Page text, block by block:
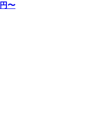
円〜